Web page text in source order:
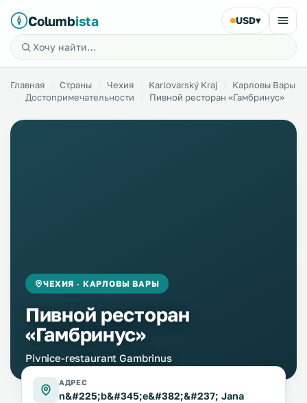
Columbista USD▾
Главная Страны Чехия Karlovarský Kraj
Карловы Вары
Достопримечательности
Пивной ресторан «Гамбринус»
ЧЕХИЯ · КАРЛОВЫ ВАРЫ
Пивной ресторан
«Гамбринус»
Pivnice-restaurant Gambrinus
АДРЕС
n&#225;b&#345;e&#382;&#237; Jana